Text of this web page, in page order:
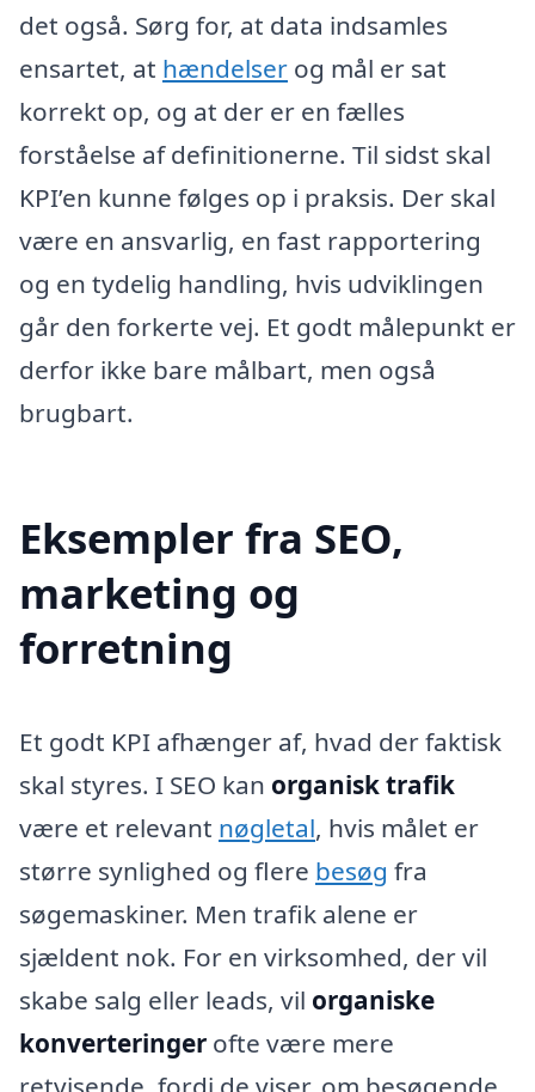
det også. Sørg for, at data indsamles
ensartet, at hændelser og mål er sat
korrekt op, og at der er en fælles
forståelse af definitionerne. Til sidst skal
KPI’en kunne følges op i praksis. Der skal
være en ansvarlig, en fast rapportering
og en tydelig handling, hvis udviklingen
går den forkerte vej. Et godt målepunkt er
derfor ikke bare målbart, men også
brugbart.
Eksempler fra SEO,
marketing og
forretning
Et godt KPI afhænger af, hvad der faktisk
skal styres. I SEO kan organisk trafik
være et relevant nøgletal, hvis målet er
større synlighed og flere besøg fra
søgemaskiner. Men trafik alene er
sjældent nok. For en virksomhed, der vil
skabe salg eller leads, vil organiske
konverteringer ofte være mere